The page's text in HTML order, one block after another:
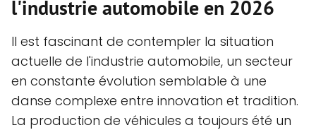
l'industrie automobile en 2026
Il est fascinant de contempler la situation
actuelle de l'industrie automobile, un secteur
en constante évolution semblable à une
danse complexe entre innovation et tradition.
La production de véhicules a toujours été un